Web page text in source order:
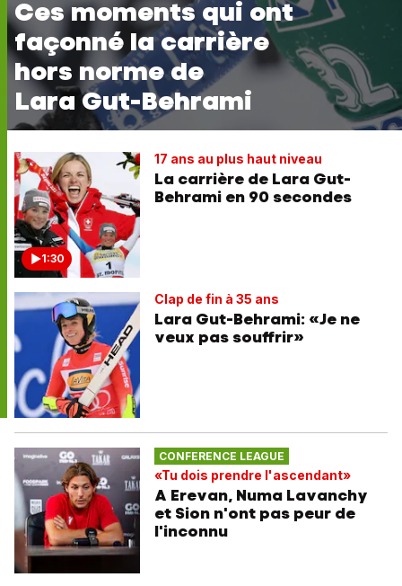
Ces moments qui ont
façonné la carrière
hors norme de
Lara Gut-Behrami
1:30
17 ans au plus haut niveau
La carrière de Lara Gut-
Behrami en 90 secondes
Clap de fin à 35 ans
Lara Gut-Behrami: «Je ne
veux pas souffrir»
CONFERENCE LEAGUE
«Tu dois prendre l'ascendant»
A Erevan, Numa Lavanchy
et Sion n'ont pas peur de
l'inconnu